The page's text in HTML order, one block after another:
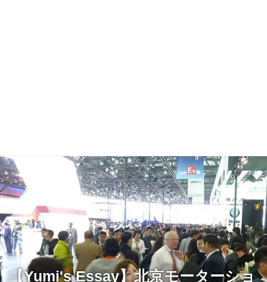
【Yumi's Essay】北京モーターショ